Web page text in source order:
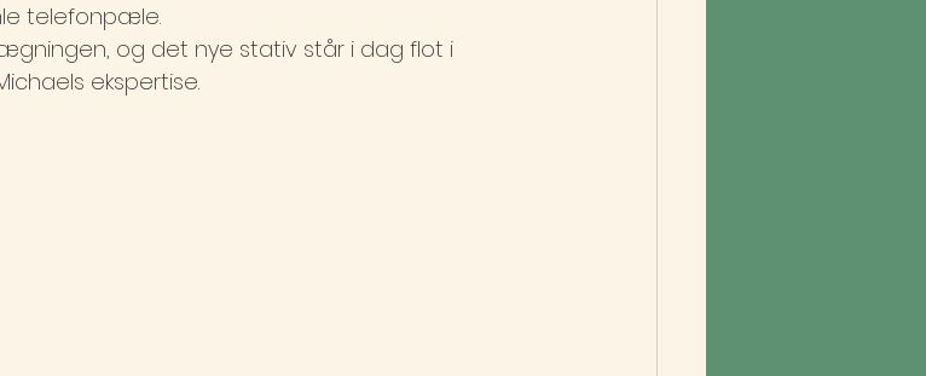
telefonpæle.
og det nye stativ står i dag flot i
ekspertise.